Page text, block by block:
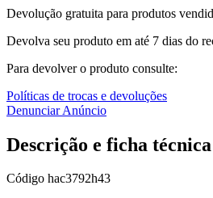
Devolução gratuita para produtos
Devolva seu produto em até 7 dias do
Para devolver o produto consulte:
Políticas de trocas e devoluções
Denunciar Anúncio
Descrição e ficha técnica
Código hac3792h43